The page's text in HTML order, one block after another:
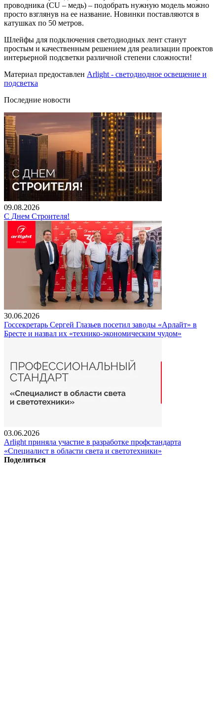
проводника (CU – медь) – подобрать нужную модель можно
просто взглянув на ее название. Новинки поставляются в
катушках по 50 метров.
Шлейфы для подключения светодиодных лент станут
простым и качественным решением для реализации проектов
интерьерной подсветки различной степени сложности!
Материал предоставлен Arlight - светодиодное освещение и
подсветка
Последние новости
09.08.2026
С Днем Строителя!
30.06.2026
Госсекретарь Сергей Глазьев посетил заводы «Арлайт» в
Бресте и назвал их «технико-экономическим чудом»
03.06.2026
Arlight приняла участие в разработке профстандарта
«Специалист в области света и светотехники»
Поделиться